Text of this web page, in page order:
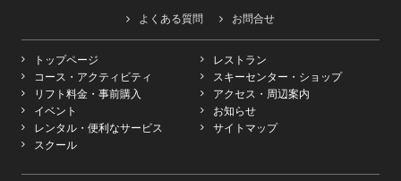
よくある質問 お問合せ
トップページ
コース・アクティビティ
リフト料金・事前購入
イベント
レンタル・便利なサービス
スクール
レストラン
スキーセンター・ショップ
アクセス・周辺案内
お知らせ
サイトマップ